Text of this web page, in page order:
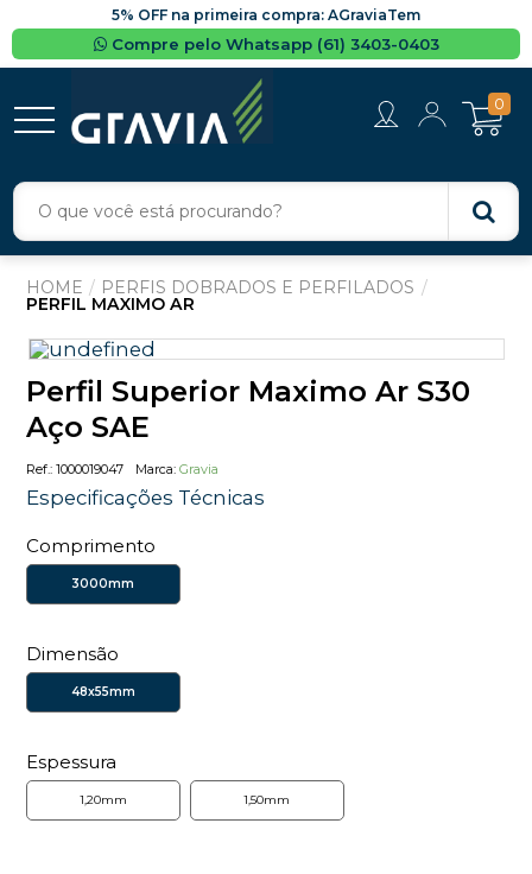
5% OFF na primeira compra: AGraviaTem
Compre pelo Whatsapp (61) 3403-0403
0
PERFIS DOBRADOS E PERFILADOS
PERFIL MAXIMO AR
Perfil Superior Maximo Ar S30
Aço SAE
1000019047 Gravia
Especificações Técnicas
Comprimento
3000mm
Dimensão
48x55mm
Espessura
1,20mm 1,50mm